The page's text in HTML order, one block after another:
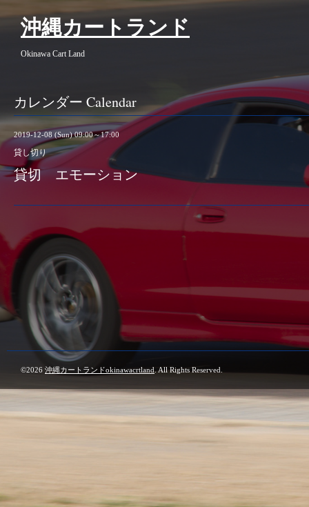
沖縄カートランド
Okinawa Cart Land
カレンダー Calendar
2019-12-08 (Sun) 09:00～17:00
貸し切り
貸切 エモーション
©2026 沖縄カートランドokinawacrtland . All Rights Reserved.